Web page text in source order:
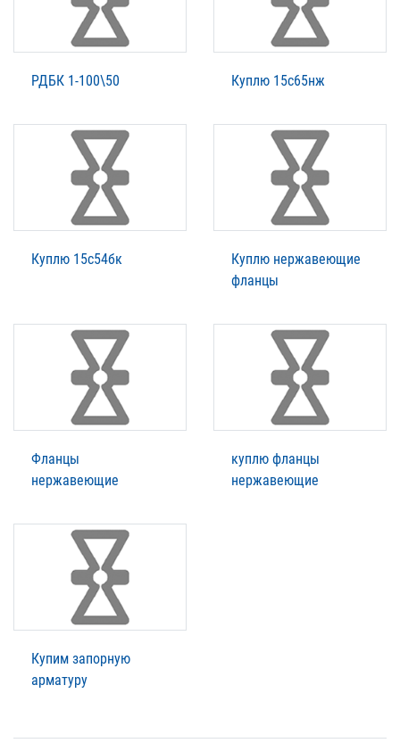
РДБК 1-100\50 Куплю 15с65нж
Куплю 15с54бк
Куплю нержавеющие
фланцы
Фланцы
нержавеющие
куплю фланцы
нержавеющие
Купим запорную
арматуру